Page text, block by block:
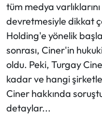
tüm medya
devretmesiyle dikkat
Holding'e yönelik
sonrası, Ciner'in
oldu. Peki, Turgay
kadar ve hangi
Ciner hakkında
detaylar...
Resmi İlan
Resmi Reklam
Sağlık
Siyaset
Spor